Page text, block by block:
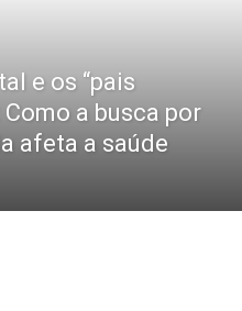
e os “pais
a busca por
afeta a saúde